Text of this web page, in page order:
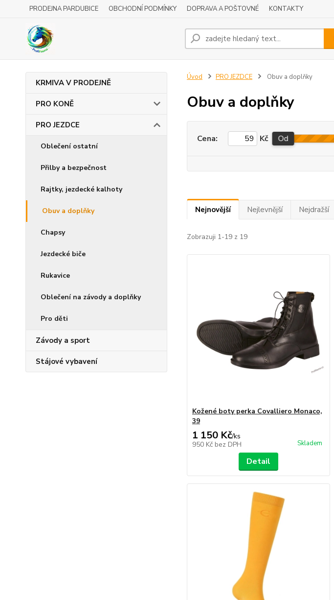
PRODEJNA PARDUBICE OBCHODNÍ PODMÍNKY DOPRAVA A POŠTOVNÉ KONTAKTY
KRMIVA V PRODEJNĚ
PRO KONĚ
PRO JEZDCE
Oblečení ostatní
Přilby a bezpečnost
Rajtky, jezdecké kalhoty
Obuv a doplňky
Chapsy
Jezdecké biče
Rukavice
Oblečení na závody a doplňky
Pro děti
Závody a sport
Stájové vybavení
Úvod PRO JEZDCE Obuv a doplňky
Obuv a doplňky
Cena: Kč Od
Nejnovější Nejlevnější Nejdražší
Zobrazuji 1-19 z 19
Kožené boty perka Covalliero Monaco,
39
1 150 Kč/ks
950 Kč bez DPH Skladem
Detail